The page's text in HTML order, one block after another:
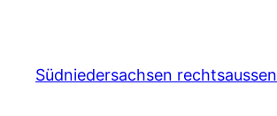
springen
Südniedersachsen rechtsaussen